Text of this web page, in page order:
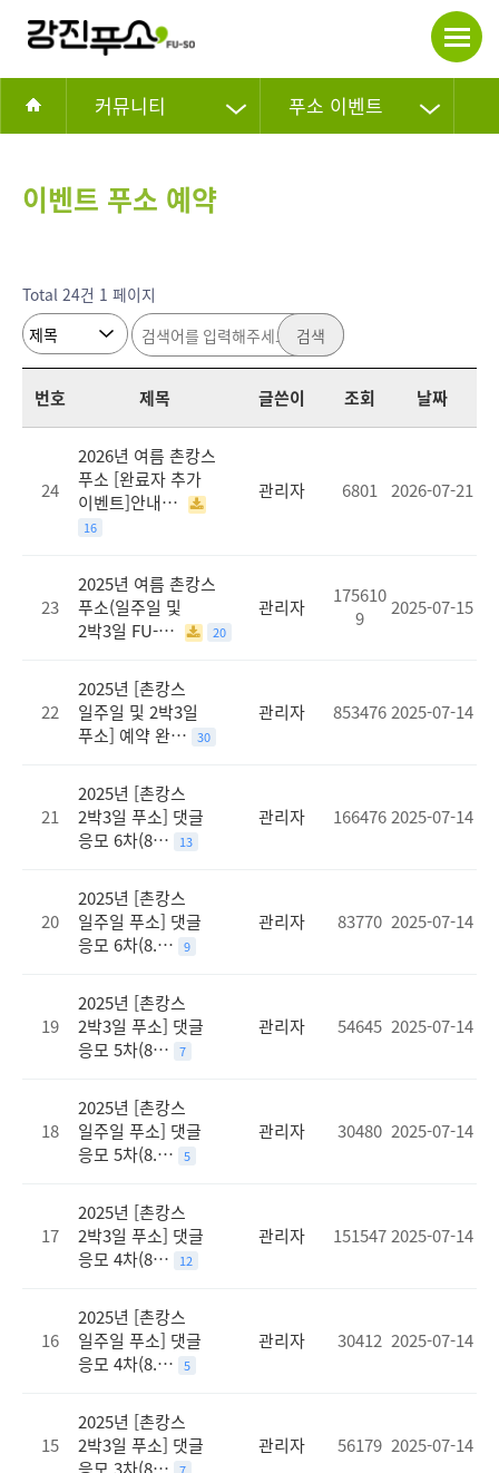
커뮤니티 푸소 이벤트
이벤트 푸소 예약
Total 24건 1 페이지
검색
번호 제목 글쓴이 조회 날짜
24
2026년 여름 촌캉스
푸소 [완료자 추가
이벤트]안내…
16
관리자 6801 2026-07-21
23
2025년 여름 촌캉스
푸소(일주일 및
2박3일 FU-…
20
관리자
175610
9
2025-07-15
22
2025년 [촌캉스
일주일 및 2박3일
푸소] 예약 완… 30
관리자 8534762025-07-14
21
2025년 [촌캉스
2박3일 푸소] 댓글
응모 6차(8…
13
관리자 1664762025-07-14
20
2025년 [촌캉스
일주일 푸소] 댓글
응모 6차(8.… 9
관리자 83770 2025-07-14
19
2025년 [촌캉스
2박3일 푸소] 댓글
응모 5차(8… 7
관리자 54645 2025-07-14
18
2025년 [촌캉스
일주일 푸소] 댓글
응모 5차(8.… 5
관리자 30480 2025-07-14
17
2025년 [촌캉스
2박3일 푸소] 댓글
응모 4차(8…
12
관리자 1515472025-07-14
16
2025년 [촌캉스
일주일 푸소] 댓글
응모 4차(8.… 5
관리자 30412 2025-07-14
15
2025년 [촌캉스
2박3일 푸소] 댓글
관리자 56179 2025-07-14